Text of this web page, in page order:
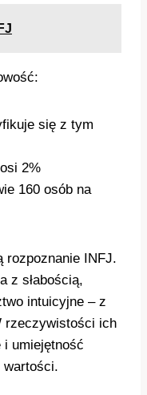
się z tym
2%
160 osób na
rozpoznanie INFJ.
z słabością,
intuicyjne – z
rzeczywistości ich
umiejętność
wartości.